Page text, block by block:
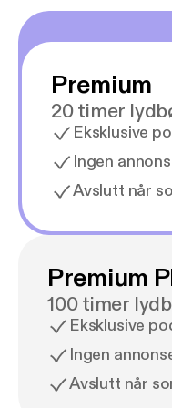
Premium
20 timer
Eksklusive
Ingen
Avslutt når
Premium
100 timer
Eksklusive
Ingen
Avslutt når